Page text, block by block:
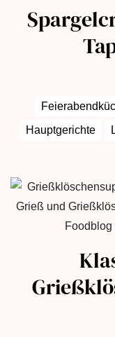
Hauptgerichte